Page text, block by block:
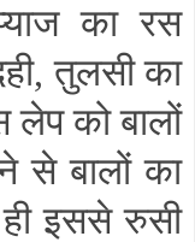
का रस
,तुलसी का
लेप को बालों
से बालों का
इससे रुसी